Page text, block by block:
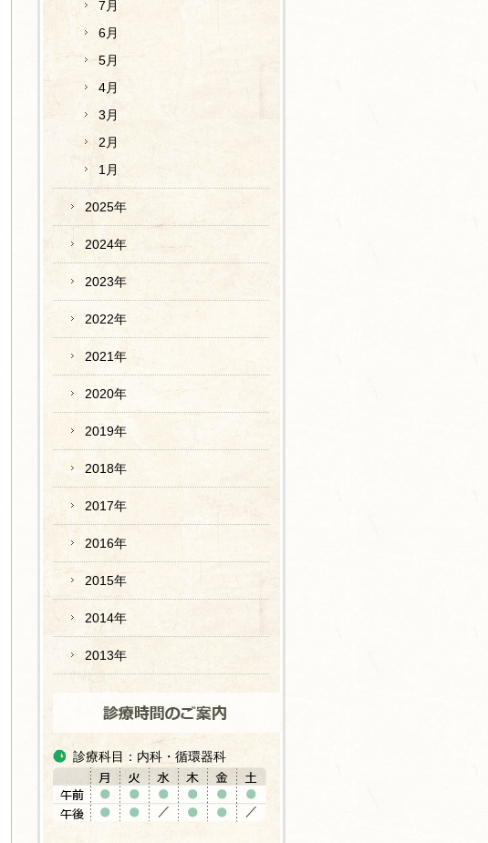
7月
6月
5月
4月
3月
2月
1月
2025年
2024年
2023年
2022年
2021年
2020年
2019年
2018年
2017年
2016年
2015年
2014年
2013年
診療科目：内科・循環器科